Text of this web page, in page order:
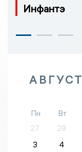
Инфантэ
АВГУСТ
Пн Вт
27
28
3
4